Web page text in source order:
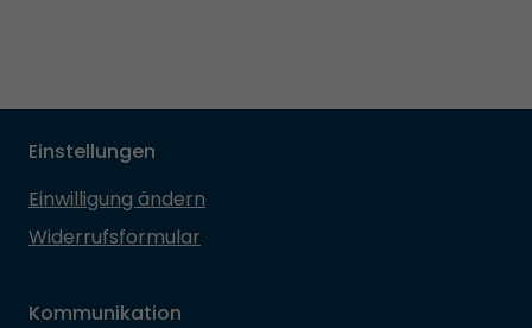
Einstellungen
Einwilligung ändern
Widerrufsformular
Kommunikation